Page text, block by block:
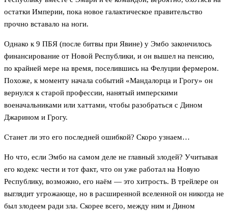
остатки Империи, пока новое галактическое правительство
прочно вставало на ноги.
Однако к 9 ПБЯ (после битвы при Явине) у Эмбо закончилось
финансирование от Новой Республики, и он вышел на пенсию,
по крайней мере на время, поселившись на Фелуции фермером.
Похоже, к моменту начала событий «Мандалорца и Грогу» он
вернулся к старой профессии, нанятый имперскими
военачальниками или хаттами, чтобы разобраться с Дином
Джарином и Грогу.
Станет ли это его последней ошибкой? Скоро узнаем…
Но что, если Эмбо на самом деле не главный злодей? Учитывая
его кодекс чести и тот факт, что он уже работал на Новую
Республику, возможно, его наём — это хитрость. В трейлере он
выглядит угрожающе, но в расширенной вселенной он никогда не
был злодеем ради зла. Скорее всего, между ним и Дином